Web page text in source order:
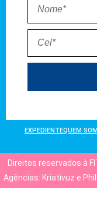
EXPEDIENTEQUEM
Direitos reservados à
Agências: Kriativuz e